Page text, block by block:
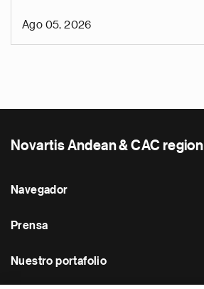
Ago 05, 2026
Novartis Andean & CAC region
Navegador
Prensa
Nuestro portafolio